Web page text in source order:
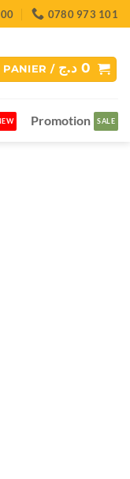
0780 973 101
PANIER / 0 د.ج
Promotion